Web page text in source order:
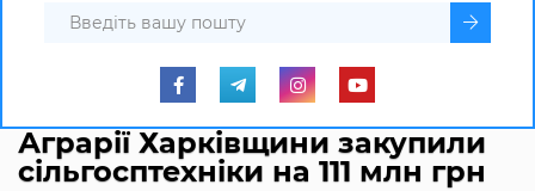
Аграрії Харківщини закупили
сільгосптехніки на 111 млн грн